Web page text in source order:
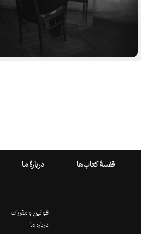
قفسۀ کتاب‌ها دربارۀ ما
قوانین و مقررات
درباره ما